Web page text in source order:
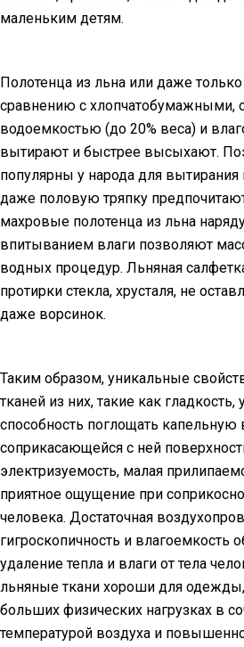
маленьким детям.
Полотенца из льна или даже
сравнению с
водоемкостью (до 20% веса) и
вытирают и быстрее высыхают.
популярны у народа для вытирания
даже половую тряпку
махровые полотенца из льна
впитыванием влаги позволяют
водных процедур. Льняная
протирки стекла, хрусталя, не
даже ворсинок.
Таким образом, уникальные
тканей из них, такие как
способность поглощать капельную
соприкасающейся с ней
электризуемость, малая
приятное ощущение при
человека. Достаточная
гигроскопичность и влагоемкость
удаление тепла и влаги от тела
льняные ткани хороши для
больших физических нагрузках в
температурой воздуха и